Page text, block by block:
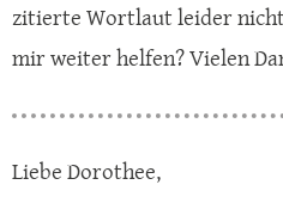
zitierte Wortlaut leider
mir weiter helfen? Vielen
Liebe Dorothee,